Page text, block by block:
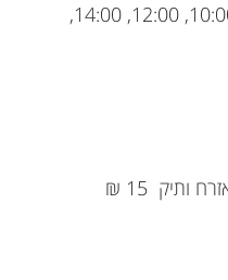
29.9.15 ועד 1.10.15 (בשעות 10:00, 12:00, 14:00,